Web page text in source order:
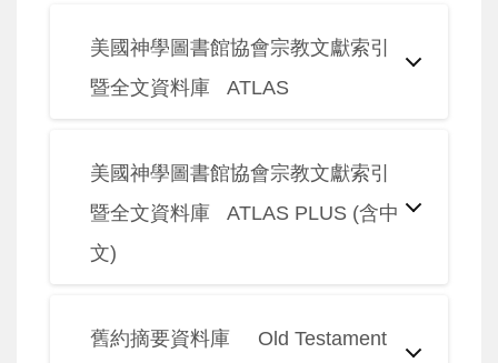
美國神學圖書館協會宗教文獻索引
暨全文資料庫 ATLAS
美國神學圖書館協會宗教文獻索引
暨全文資料庫 ATLAS PLUS (含中
文)
舊約摘要資料庫 Old Testament